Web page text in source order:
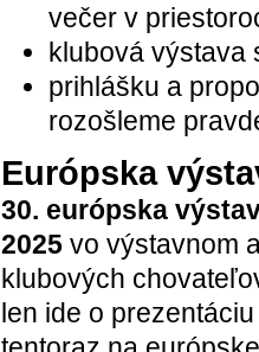
večer v
klubová výstava
prihlášku a
rozošleme
Európska
30. európska
2025 vo výstavnom
klubových
len ide o